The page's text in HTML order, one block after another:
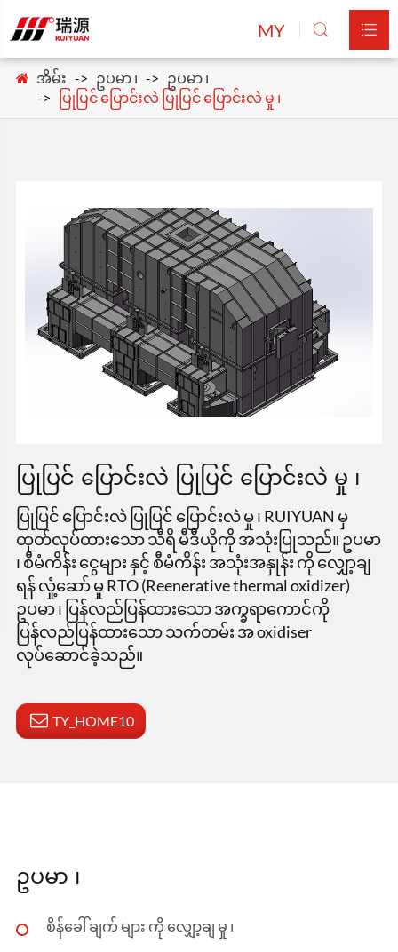
MY  
အိမ်း ဥပမာ ၊
ဥပမာ ၊
ပြုပြင် ပြောင်းလဲ ပြုပြင် ပြောင်းလဲ မှု ၊
ပြုပြင် ပြောင်းလဲ ပြုပြင် ပြောင်းလဲ မှု ၊
ပြုပြင် ပြောင်းလဲ ပြုပြင် ပြောင်းလဲ မှု ၊ RUIYUAN မှ
ထုတ်လုပ်ထားသော သီရိ မီဒီယိုကို အသုံးပြုသည်။ ဥပမာ
၊ စီမံကိန်း ငွေများ နှင့် စီမံကိန်း အသုံးအနှုန်း ကို လျှော့ချ
ရန် လှုံ့ဆော် မှု RTO (Reenerative thermal oxidizer)
ဥပမာ ၊ ပြန်လည်ပြန်ထားသော အက္ခရာကောင်ကို
ပြန်လည်ပြန်ထားသော သက်တမ်း အ oxidiser
လုပ်ဆောင်ခဲ့သည်။
TY_HOME10
ဥပမာ ၊
စိန်ခေါ် ချက် များ ကို လျှော့ချ မှု ၊